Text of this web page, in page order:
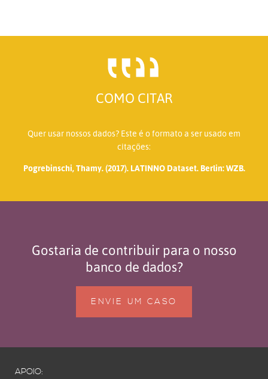
COMO CITAR
Quer usar nossos dados? Este é o formato a ser usado em
citações:
Pogrebinschi, Thamy. (2017). LATINNO Dataset. Berlin: WZB.
Gostaria de contribuir para o nosso
banco de dados?
ENVIE UM CASO
APOIO: